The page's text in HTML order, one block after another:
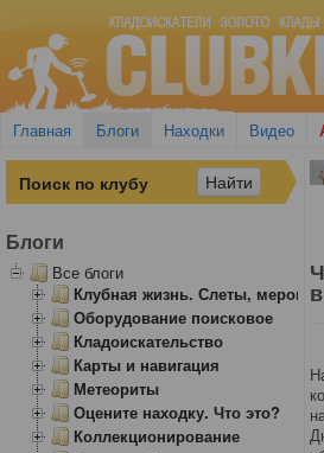
Главная Блоги Находки Видео
Блоги
Все блоги
Клубная жизнь. Слеты,
Оборудование поисковое
Кладоискательство
Карты и навигация
Метеориты
Оцените находку. Что это?
Коллекционирование